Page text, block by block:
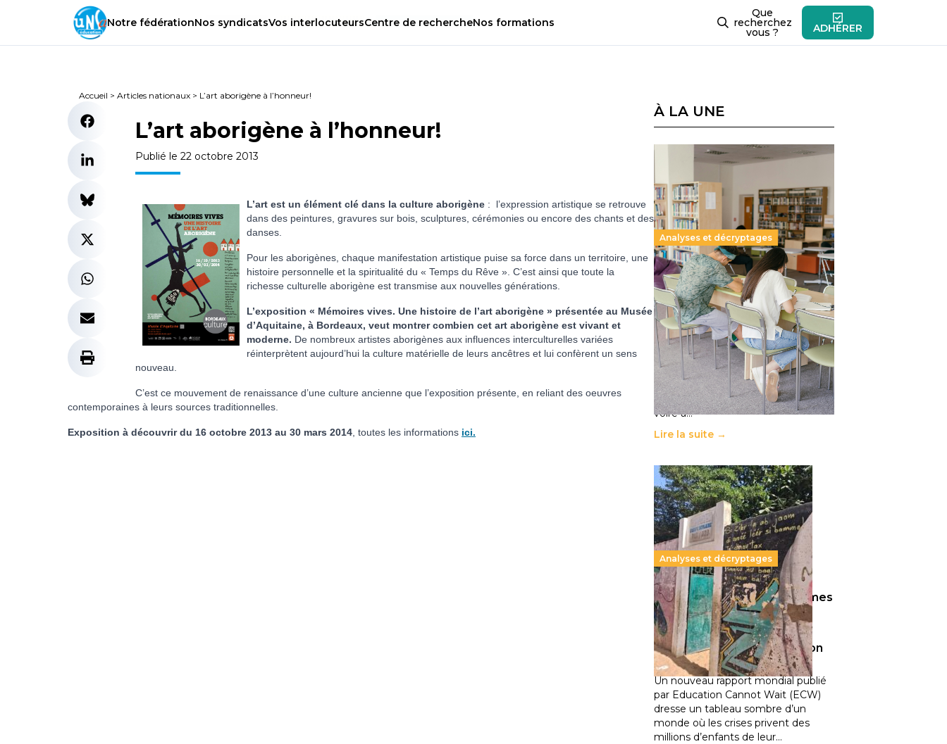
Notre fédérationNos syndicatsVos interlocuteursCentre de rechercheNos formations
Que
recherchez
vous ? ADHÉRER
Accueil > Articles nationaux > L’art aborigène à l’honneur!
L’art aborigène à l’honneur!
Publié le 22 octobre 2013
L’art est un élément clé dans la culture aborigène : l’expression artistique se retrouve
dans des peintures, gravures sur bois, sculptures, cérémonies ou encore des chants et des
danses.
Pour les aborigènes, chaque manifestation artistique puise sa force dans un territoire, une
histoire personnelle et la spiritualité du « Temps du Rêve ». C’est ainsi que toute la
richesse culturelle aborigène est transmise aux nouvelles générations.
L’exposition « Mémoires vives. Une histoire de l’art aborigène » présentée au Musée
d’Aquitaine, à Bordeaux, veut montrer combien cet art aborigène est vivant et
moderne. De nombreux artistes aborigènes aux influences interculturelles variées
réinterprètent aujourd’hui la culture matérielle de leurs ancêtres et lui confèrent un sens
nouveau.
C’est ce mouvement de renaissance d’une culture ancienne que l’exposition présente, en reliant des oeuvres
contemporaines à leurs sources traditionnelles.
Exposition à découvrir du 16 octobre 2013 au 30 mars 2014 , toutes les informations ici.
À LA UNE
Analyses et décryptages
Supérieur privé : une dérive
qui met à mal la promesse
républicaine
11 juillet 2026- National
Le projet de loi sur la régulation de
l’enseignement supérieur privé met
en lumière l’amplification d’un
système qui relègue l’acte
pédagogique au superfétatoire,
voire à…
Lire la suite →
Analyses et décryptages
258 millions d’enfants victimes
de la guerre, des chocs
climatiques et des
déplacements de population
11 juillet 2026 -National
Un nouveau rapport mondial publié
par Education Cannot Wait (ECW)
dresse un tableau sombre d’un
monde où les crises privent des
millions d’enfants de leur…